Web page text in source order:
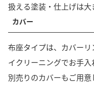
扱える塗装・仕上げは大
カバー
布座タイプは、カバー
イクリーニングでお手入
別売りのカバーもご用